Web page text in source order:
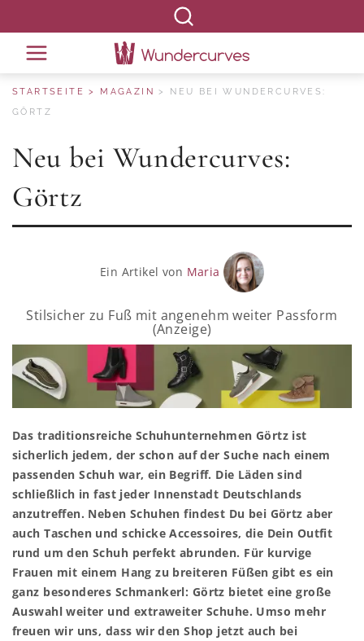
STARTSEITE MAGAZIN
NEU BEI WUNDERCURVES:
GÖRTZ
Neu bei Wundercurves:
Görtz
Ein Artikel von Maria
Stilsicher zu Fuß mit angenehm weiter Passform
(Anzeige)
Das traditionsreiche Schuhunternehmen Görtz ist
sicherlich jedem, der schon auf der Suche nach einem
passenden Schuh war, ein Begriff. Die Läden sind
schließlich in fast jeder Innenstadt Deutschlands
anzutreffen. Neben Schuhen findest Du bei Görtz aber
auch Taschen und schicke Accessoires, die Dein Outfit
rund um den Schuh perfekt abrunden. Für kurvige
Frauen mit einem Hang zu breiteren Füßen gibt es ein
ganz besonderes Schmankerl: Görtz bietet eine große
Auswahl weiter und extraweiter Schuhe. Umso mehr
freuen wir uns, dass wir den Shop jetzt auch bei